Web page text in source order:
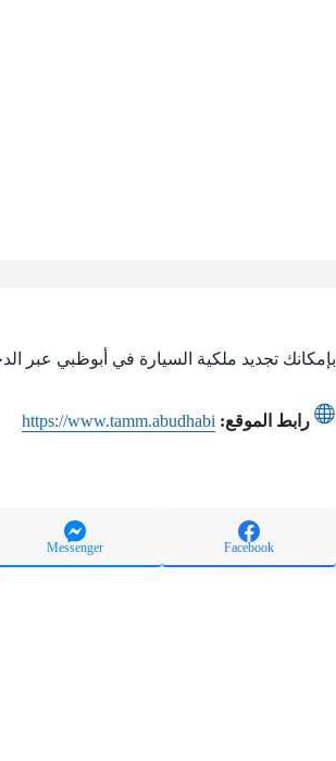
بإمكانك تجديد ملكية السيارة في أبوظبي عبر
رابط الموقع: https://www.tamm.abudhabi
Facebook
Messenger